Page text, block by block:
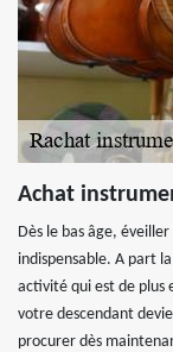
Achat
Dès le bas âge,
indispensable. A part
activité qui est de plus
votre descendant
procurer dès